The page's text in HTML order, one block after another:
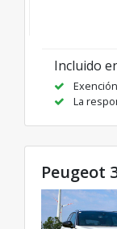
Incluido
La
Peugeot